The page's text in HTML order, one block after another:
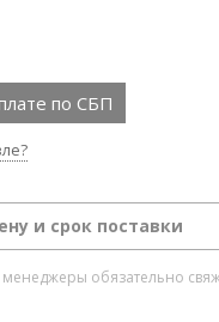
по СБП
и срок поставки
обязательно